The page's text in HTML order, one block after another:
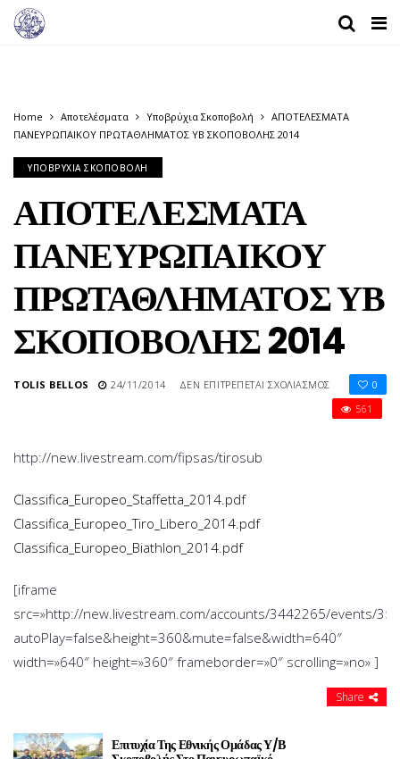
Home Αποτελέσματα Υποβρύχια Σκοποβολή
ΑΠΟΤΕΛΕΣΜΑΤΑ
ΠΑΝΕΥΡΩΠΑΙΚΟΥ ΠΡΩΤΑΘΛΗΜΑΤΟΣ ΥΒ ΣΚΟΠΟΒΟΛΗΣ 2014
ΥΠΟΒΡΎΧΙΑ ΣΚΟΠΟΒΟΛΉ
ΑΠΟΤΕΛΕΣΜΑΤΑ
ΠΑΝΕΥΡΩΠΑΙΚΟΥ
ΠΡΩΤΑΘΛΗΜΑΤΟΣ ΥΒ
ΣΚΟΠΟΒΟΛΗΣ 2014
TOLIS BELLOS 24/11/2014 ΔΕΝ ΕΠΙΤΡΈΠΕΤΑΙ ΣΧΟΛΙΑΣΜΌΣ
ΣΤΟ
0
561
http://new.livestream.com/fipsas/tirosub
Classifica_Europeo_Staffetta_2014.pdf
Classifica_Europeo_Tiro_Libero_2014.pdf
Classifica_Europeo_Biathlon_2014.pdf
[iframe
src=»http://new.livestream.com/accounts/3442265/events/
autoPlay=false&height=360&mute=false&width=640″
width=»640″ height=»360″ frameborder=»0″ scrolling=»no» ]
Share
Επιτυχία Της Εθνικής Ομάδας Υ/Β